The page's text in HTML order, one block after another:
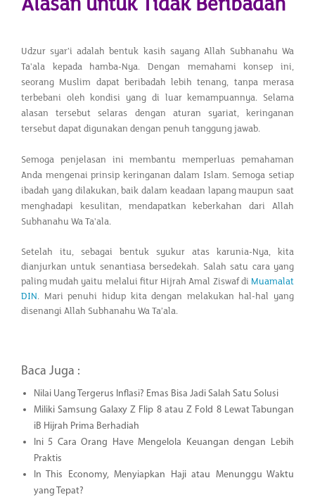
Udzur syar’i adalah bentuk kasih sayang Allah Subhanahu Wa
Ta'ala kepada hamba-Nya. Dengan memahami konsep ini,
seorang Muslim dapat beribadah lebih tenang, tanpa merasa
terbebani oleh kondisi yang di luar kemampuannya. Selama
alasan tersebut selaras dengan aturan syariat, keringanan
tersebut dapat digunakan dengan penuh tanggung jawab.
Semoga penjelasan ini membantu memperluas pemahaman
Anda mengenai prinsip keringanan dalam Islam. Semoga setiap
ibadah yang dilakukan, baik dalam keadaan lapang maupun saat
menghadapi kesulitan, mendapatkan keberkahan dari Allah
Subhanahu Wa Ta'ala.
Setelah itu, sebagai bentuk syukur atas karunia-Nya, kita
dianjurkan untuk senantiasa bersedekah. Salah satu cara yang
paling mudah yaitu melalui fitur Hijrah Amal Ziswaf di Muamalat
DIN. Mari penuhi hidup kita dengan melakukan hal-hal yang
disenangi Allah Subhanahu Wa Ta’ala.
Baca Juga :
Nilai Uang Tergerus Inflasi? Emas Bisa Jadi Salah Satu Solusi
Miliki Samsung Galaxy Z Flip 8 atau Z Fold 8 Lewat Tabungan
iB Hijrah Prima Berhadiah
Ini 5 Cara Orang Have Mengelola Keuangan dengan Lebih
Praktis
In This Economy, Menyiapkan Haji atau Menunggu Waktu
yang Tepat?